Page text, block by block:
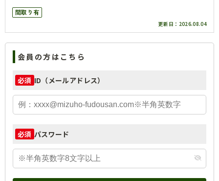
間取り有
更新日： 2026.08.04
会員の方はこちら
必須 ID（メールアドレス）
必須 パスワード